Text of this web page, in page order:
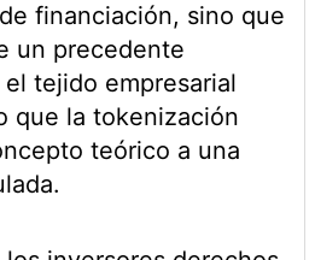
financiación, sino que
un precedente
tejido empresarial
que la tokenización
teórico a una